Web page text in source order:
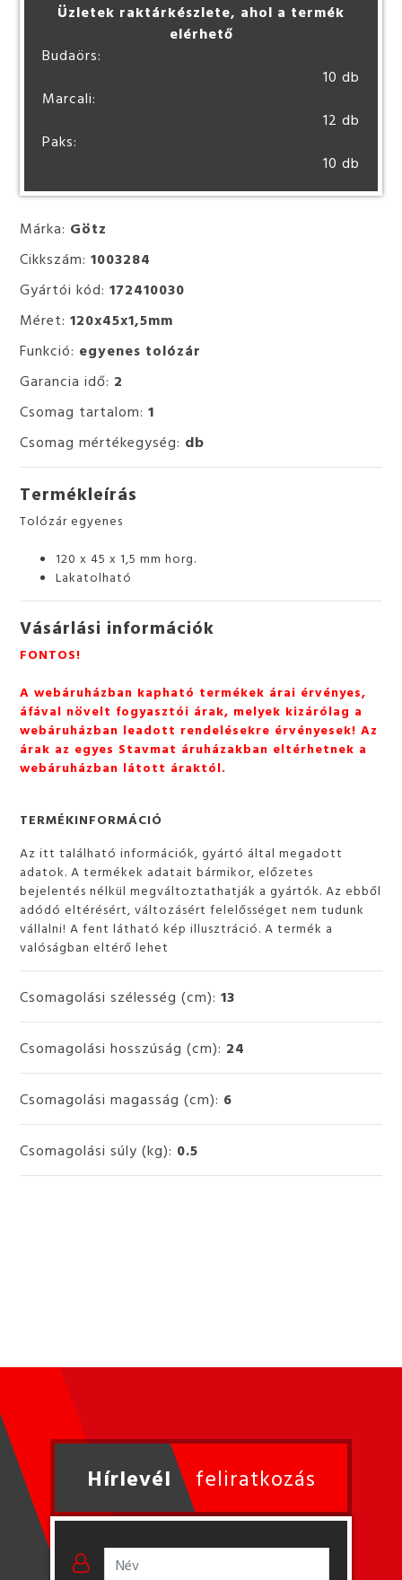
Márka: Götz
Cikkszám:1003284
Gyártói kód:172410030
Méret:120x45x1,5mm
Funkció: egyenes tolózár
Garancia idő: 2
Csomag tartalom:1
Csomag mértékegység: db
Termékleírás
Tolózár egyenes
120 x 45 x 1,5 mm horg.
Lakatolható
Vásárlási információk
FONTOS!
A webáruházban kapható termékek árai érvényes,
áfával növelt fogyasztói árak, melyek kizárólag a
webáruházban leadott rendelésekre érvényesek! Az
árak az egyes Stavmat áruházakban eltérhetnek a
webáruházban látott áraktól.
TERMÉKINFORMÁCIÓ
Az itt található információk, gyártó által megadott
adatok. A termékek adatait bármikor, előzetes
bejelentés nélkül megváltoztathatják a gyártók. Az ebből
adódó eltérésért, változásért felelősséget nem tudunk
vállalni! A fent látható kép illusztráció. A termék a
valóságban eltérő lehet
Csomagolási szélesség (cm):13
Csomagolási hosszúság (cm): 24
Csomagolási magasság (cm): 6
Csomagolási súly (kg): 0.5
Üzletek raktárkészlete, ahol a termék
elérhető
Budaörs:
10 db
Marcali:
12 db
Paks:
10 db
Hírlevél feliratkozás